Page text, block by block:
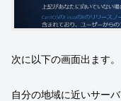
次に以下の画面出ます。
自分の地域に近いサー